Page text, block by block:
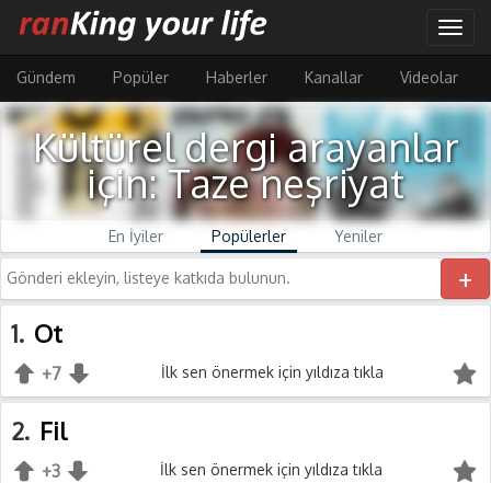
içeriğe
atla
Gündem
Popüler Haberler Kanallar Videolar
Kültürel dergi arayanlar
için: Taze neşriyat
En İyiler Popülerler Yeniler
+
1 Ot
+7 -1
İlk sen önermek için yıldıza tıkla
2 Fil
+3 -1
İlk sen önermek için yıldıza tıkla